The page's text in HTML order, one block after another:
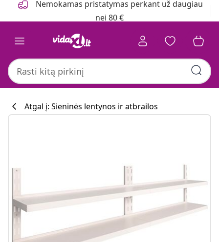
Nemokamas pristatymas perkant už daugiau
nei 80 €
Atgal į: Sieninės lentynos ir atbrailos